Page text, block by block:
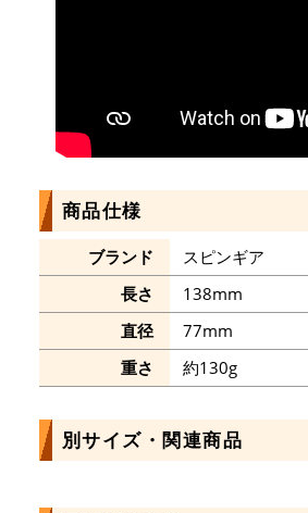
商品仕様
ブランド
スピンギア
長さ
138mm
直径
77mm
重さ
約130g
別サイズ・関連商品